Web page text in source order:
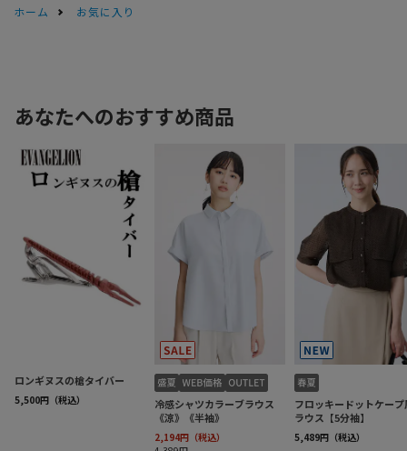
ホーム お気に入り